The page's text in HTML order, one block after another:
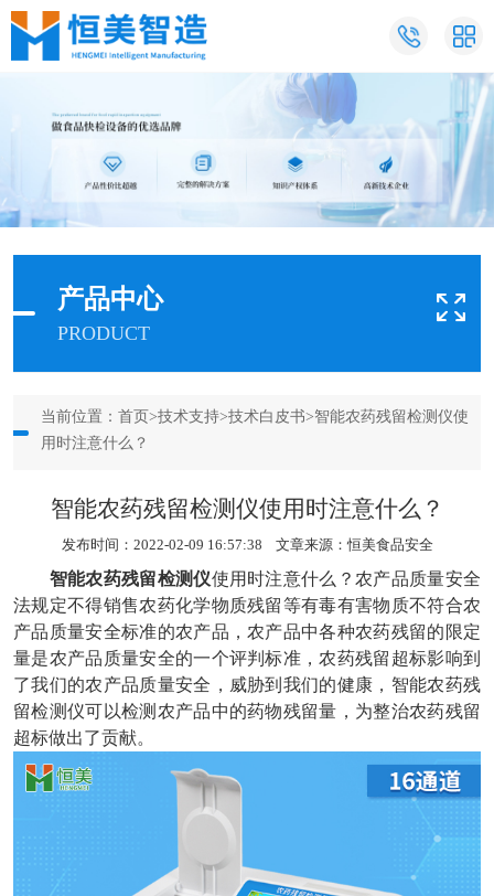
产品中心
PRODUCT
当前位置： 首页 >技术支持>技术白皮书>智能农药残留检测仪使
用时注意什么？
智能农药残留检测仪使用时注意什么？
发布时间：2022-02-09 16:57:38 文章来源：恒美食品安全
智能农药残留检测仪使用时注意什么？农产品质量安全
法规定不得销售农药化学物质残留等有毒有害物质不符合农
产品质量安全标准的农产品，农产品中各种农药残留的限定
量是农产品质量安全的一个评判标准，农药残留超标影响到
了我们的农产品质量安全，威胁到我们的健康，智能农药残
留检测仪可以检测农产品中的药物残留量，为整治农药残留
超标做出了贡献。